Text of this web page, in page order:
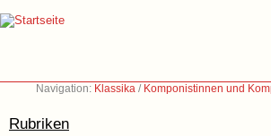
Navigation: Klassika / Komponistinnen und
Rubriken